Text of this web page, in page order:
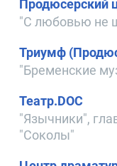
Продюсерский
"С любовью не
Триумф
"Бременские
Театр.DOC
"Язычники",
"Соколы"